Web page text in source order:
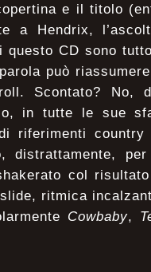
e il titolo
a Hendrix,
CD sono
può
Scontato?
in tutte le sue
riferimenti country
distrattamente,
col
ritmica
Cowbaby,